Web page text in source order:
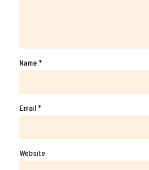
Name *
Email *
Website